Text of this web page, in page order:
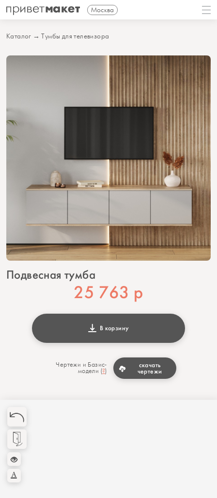
Москва
Каталог →Тумбы для телевизора
Подвесная тумба
25 763 р
В корзину
Чертежи и Базис-
модели (?)
скачать
чертежи